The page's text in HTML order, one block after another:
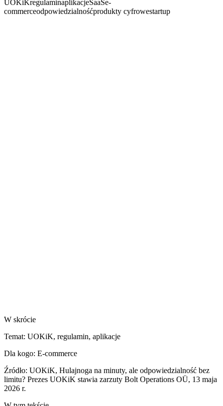
UOKiKregulaminaplikacjeSaaSe-
commerceodpowiedzialnośćprodukty cyfrowestartup
W skrócie
Temat: UOKiK, regulamin, aplikacje
Dla kogo: E-commerce
Źródło: UOKiK, Hulajnoga na minuty, ale odpowiedzialność bez
limitu? Prezes UOKiK stawia zarzuty Bolt Operations OÜ, 13 maja
2026 r.